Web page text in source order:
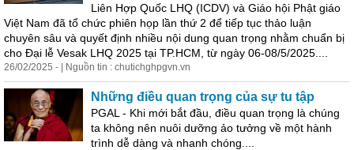
Liên Hợp Quốc LHQ (ICDV) và Giáo hội Phật giáo
Việt Nam đã tổ chức phiên họp lần thứ 2 để tiếp tục thảo luận
chuyên sâu và quyết định nhiều nội dung quan trọng nhằm chuẩn bị
cho Đại lễ Vesak LHQ 2025 tại TP.HCM, từ ngày 06-08/5/2025....
26/02/2025 - | Nguồn tin : chutichghpgvn.vn
Những điều quan trọng của sự tu tập
PGAL - Khi mới bắt đầu, điều quan trọng là chúng
ta không nên nuôi dưỡng ảo tưởng về một hành
trình dễ dàng và nhanh chóng....